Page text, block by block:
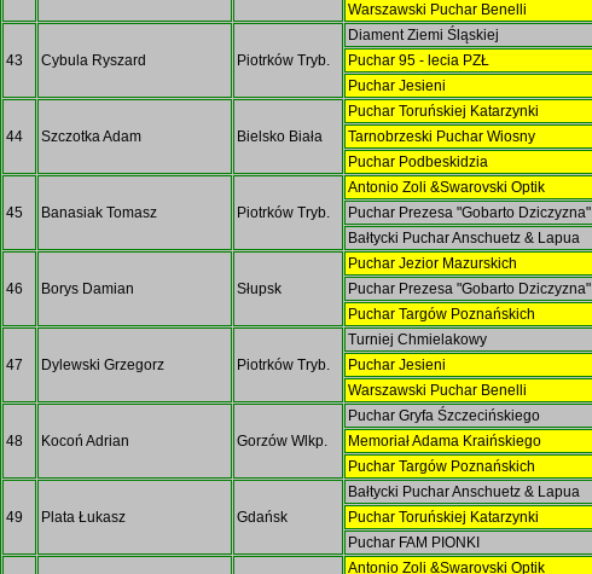
Warszawski Puchar Benelli
43 Cybula Ryszard Piotrków Tryb.
Diament Ziemi Śląskiej
Puchar 95 - lecia PZŁ
Puchar Jesieni
44 Szczotka Adam Bielsko Biała
Puchar Toruńskiej Katarzynki
Tarnobrzeski Puchar Wiosny
Puchar Podbeskidzia
45 Banasiak Tomasz Piotrków Tryb.
Antonio Zoli &Swarovski Optik
Puchar Prezesa "Gobarto Dziczyzna"
Bałtycki Puchar Anschuetz & Lapua
46 Borys Damian Słupsk
Puchar Jezior Mazurskich
Puchar Prezesa "Gobarto Dziczyzna"
Puchar Targów Poznańskich
47 Dylewski Grzegorz Piotrków Tryb.
Turniej Chmielakowy
Puchar Jesieni
Warszawski Puchar Benelli
48 Kocoń Adrian Gorzów Wlkp.
Puchar Gryfa Śzczecińskiego
Memoriał Adama Kraińskiego
Puchar Targów Poznańskich
49 Plata Łukasz Gdańsk
Bałtycki Puchar Anschuetz & Lapua
Puchar Toruńskiej Katarzynki
Puchar FAM PIONKI
Antonio Zoli &Swarovski Optik